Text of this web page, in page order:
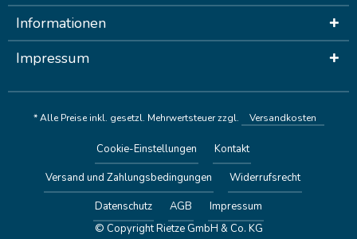
Informationen
Impressum
* Alle Preise inkl. gesetzl. Mehrwertsteuer zzgl. Versandkosten
Cookie-Einstellungen
Kontakt
Versand und Zahlungsbedingungen
Widerrufsrecht
Datenschutz
AGB
Impressum
© Copyright Rietze GmbH & Co. KG